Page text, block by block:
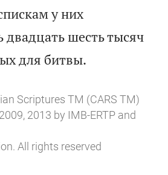
у них
двадцать шесть тысяч
для битвы.
Scriptures TM (CARS TM)
2013 by IMB-ERTP and
All rights reserved